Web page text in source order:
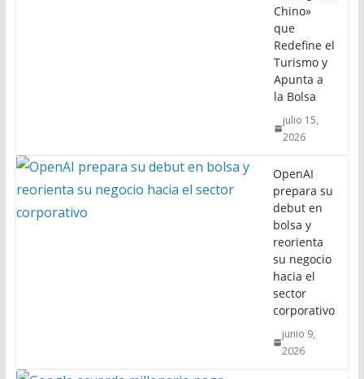
Chino»
que
Redefine el
Turismo y
Apunta a
la Bolsa
julio 15,
2026
OpenAI
prepara su
debut en
bolsa y
reorienta
su negocio
hacia el
sector
corporativo
junio 9,
2026